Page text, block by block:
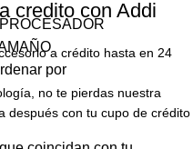
credito con Addi
a crédito hasta en 24
no te pierdas nuestra
después con tu cupo de crédito
por